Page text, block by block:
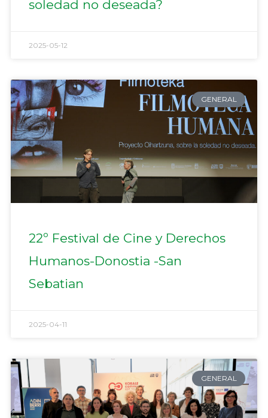
soledad no deseada?
2025-05-12
GENERAL
22º Festival de Cine y Derechos
Humanos-Donostia -San
Sebatian
2025-04-11
GENERAL